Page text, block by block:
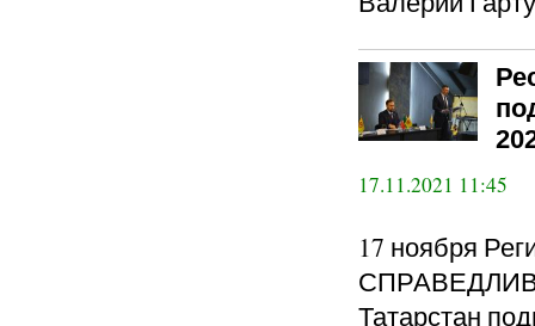
17.11.2021 11:45
17 ноября
Татарстан